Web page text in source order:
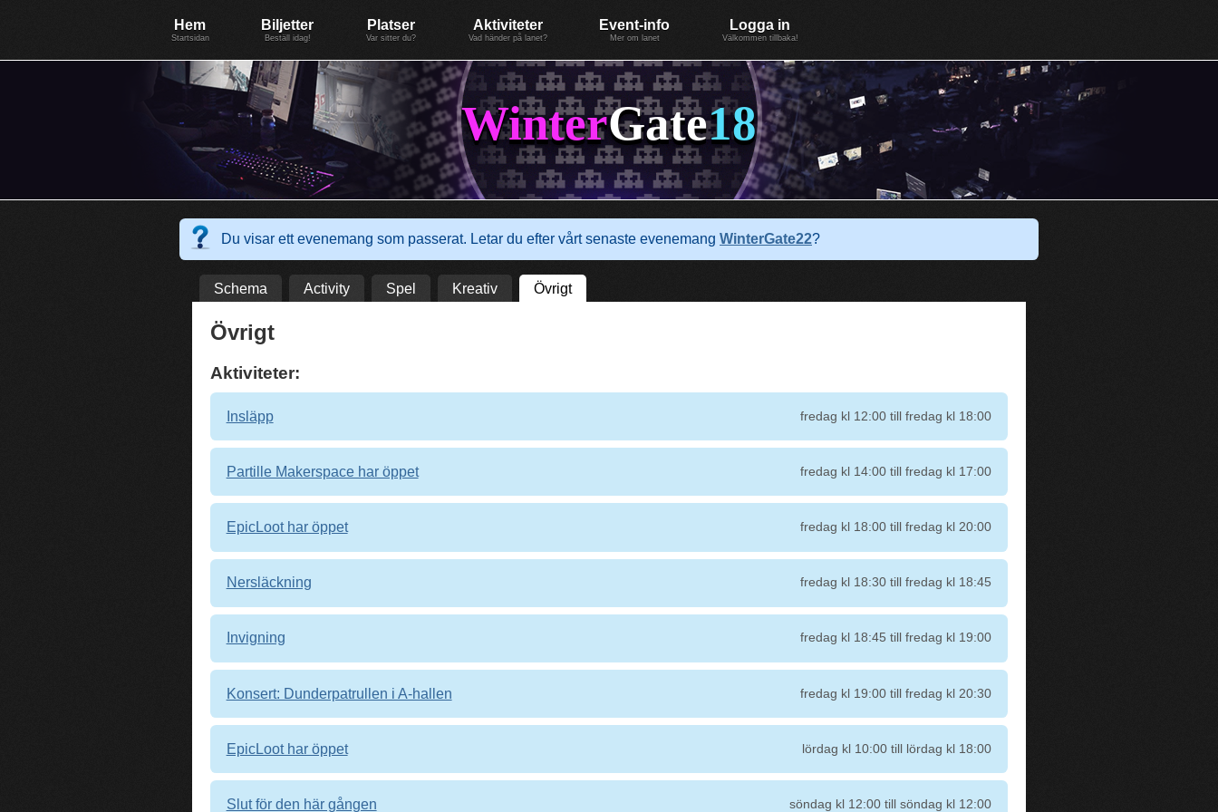
Hem
Startsidan
Biljetter
Beställ idag!
Platser
Var sitter du?
Aktiviteter
Vad händer på lanet?
Event-info
Mer om lanet
Logga in
Välkommen tillbaka!
WinterGate18
Du visar ett evenemang som passerat. Letar du efter vårt senaste evenemang WinterGate22?
Schema Activity Spel Kreativ Övrigt
Övrigt
Aktiviteter:
fredag kl 12:00 till fredag kl 18:00
Insläpp
fredag kl 14:00 till fredag kl 17:00
Partille Makerspace har öppet
fredag kl 18:00 till fredag kl 20:00
EpicLoot har öppet
fredag kl 18:30 till fredag kl 18:45
Nersläckning
fredag kl 18:45 till fredag kl 19:00
Invigning
fredag kl 19:00 till fredag kl 20:30
Konsert: Dunderpatrullen i A-hallen
lördag kl 10:00 till lördag kl 18:00
EpicLoot har öppet
söndag kl 12:00 till söndag kl 12:00
Slut för den här gången